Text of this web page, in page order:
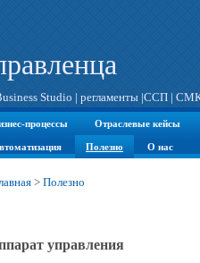
Studio | регламенты |ССП |
процессы Отраслевые кейсы
Полезно О нас
> Полезно
управления